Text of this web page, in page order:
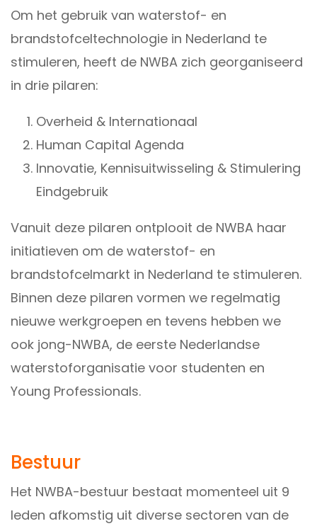
Om het gebruik van waterstof- en
brandstofceltechnologie in Nederland te
stimuleren, heeft de NWBA zich georganiseerd
in drie pilaren:
Overheid & Internationaal
Human Capital Agenda
Innovatie, Kennisuitwisseling & Stimulering
Eindgebruik
Vanuit deze pilaren ontplooit de NWBA haar
initiatieven om de waterstof- en
brandstofcelmarkt in Nederland te stimuleren.
Binnen deze pilaren vormen we regelmatig
nieuwe werkgroepen en tevens hebben we
ook jong-NWBA, de eerste Nederlandse
waterstoforganisatie voor studenten en
Young Professionals.
Bestuur
Het NWBA-bestuur bestaat momenteel uit 9
leden afkomstig uit diverse sectoren van de